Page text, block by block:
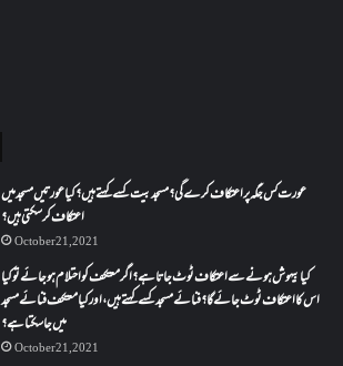
عورت کس جگہ پر اعتکاف کرے گی؟مسجد بیت کسے کہتے ہیں؟کیا عورتیں مسجد میں
اعتکاف کر سکتی ہیں؟
October 21, 2021
کیا بیہوش ہونے سے اعتکاف ٹوٹ جاتا ہے؟ اگر معتکف کو احتلام ہو جائے تو کیا
اس کا اعتکاف ٹوٹ جائے گا؟فنائے مسجد کسے کہتے ہیں ، اور کیا معتکف فنائے مسجد
میں جا سکتا ہے؟
October 21, 2021